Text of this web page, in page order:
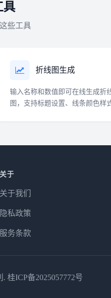
具
些工具
折线图生成
输入名称和数值即可在线生成折
图，支持标题设置、线条颜色样
关于
关于我们
隐私政策
服务条款
. 桂ICP备2025057772号